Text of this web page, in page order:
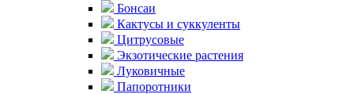
Бонсаи
Кактусы и суккуленты
Цитрусовые
Экзотические растения
Луковичные
Папоротники